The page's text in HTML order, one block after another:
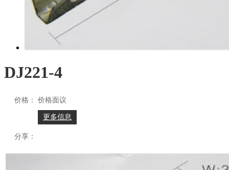
DJ221-4
价格： 价格面议
更多信息
分享：